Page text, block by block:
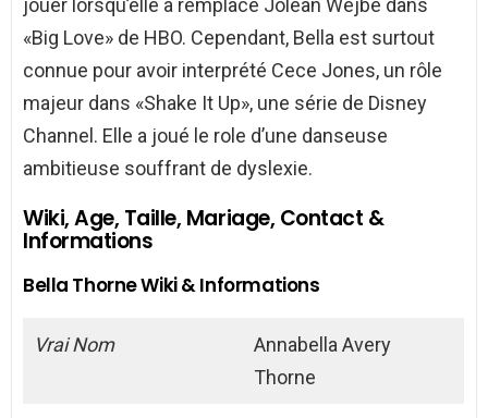
jouer lorsqu’elle a remplacé Jolean Wejbe dans
«Big Love» de HBO. Cependant, Bella est surtout
connue pour avoir interprété Cece Jones, un rôle
majeur dans «Shake It Up», une série de Disney
Channel. Elle a joué le role d’une danseuse
ambitieuse souffrant de dyslexie.
Wiki, Age, Taille, Mariage, Contact &
Informations
Bella Thorne Wiki & Informations
Vrai Nom
Annabella Avery
Thorne